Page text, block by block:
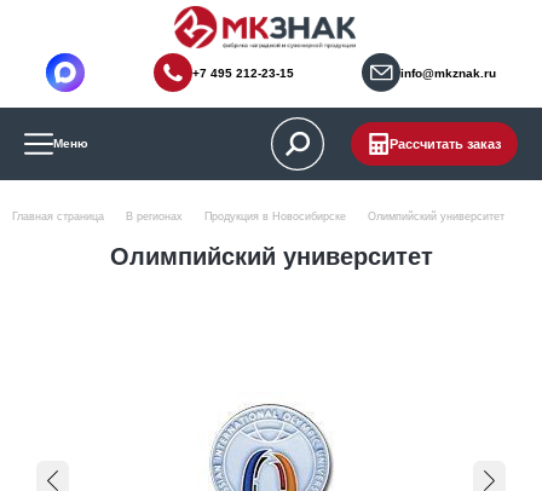
info@mkznak.ru
+7 495 212-23-15
Меню Рассчитать заказ
Главная страница В регионах Продукция в Новосибирске Олимпийский университет
Олимпийский университет